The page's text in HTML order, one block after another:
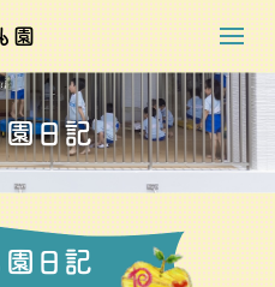
園
日記
園日記